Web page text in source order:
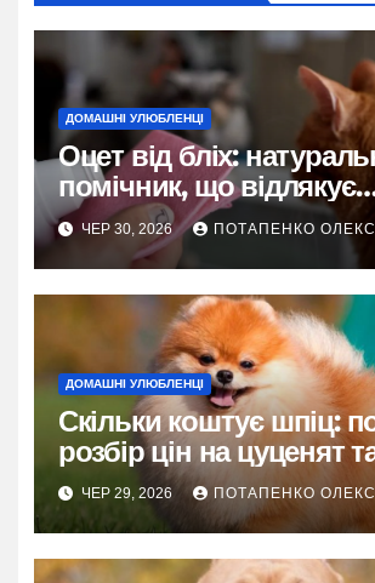
ДОМАШНІ УЛЮБЛЕНЦІ
Оцет від бліх:
помічник, що відлякує
паразитів, але потребує
розумного підходу
ЧЕР 30, 2026 ПОТАПЕНКО
ДОМАШНІ УЛЮБЛЕНЦІ
Скільки коштує шпіц:
розбір цін на цуценят
утримання
ЧЕР 29, 2026 ПОТАПЕНКО